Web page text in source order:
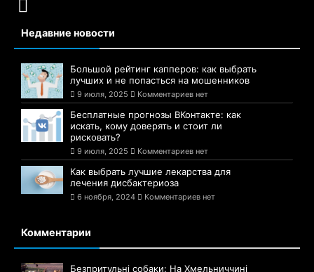
Недавние новости
Большой рейтинг капперов: как выбрать
лучших и не попасться на мошенников
9 июля, 2025 Комментариев нет
Бесплатные прогнозы ВКонтакте: как
искать, кому доверять и стоит ли
рисковать?
9 июля, 2025 Комментариев нет
Как выбрать лучшие лекарства для
лечения дисбактериоза
6 ноября, 2024 Комментариев нет
Комментарии
Безпритульні собаки: На Хмельниччині